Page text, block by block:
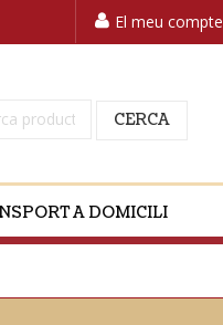
El meu compte
CERCA
A DOMICILI